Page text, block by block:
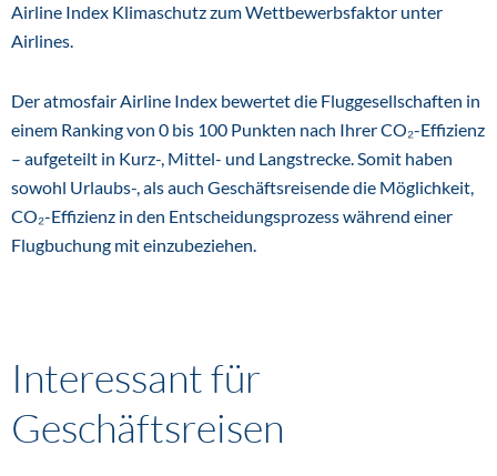
Airline Index Klimaschutz zum Wettbewerbsfaktor unter
Airlines.
Der atmosfair Airline Index bewertet die Fluggesellschaften in
einem Ranking von 0 bis 100 Punkten nach Ihrer CO₂-Effizienz
– aufgeteilt in Kurz-, Mittel- und Langstrecke. Somit haben
sowohl Urlaubs-, als auch Geschäftsreisende die Möglichkeit,
CO₂-Effizienz in den Entscheidungsprozess während einer
Flugbuchung mit einzubeziehen.
Interessant für
Geschäftsreisen